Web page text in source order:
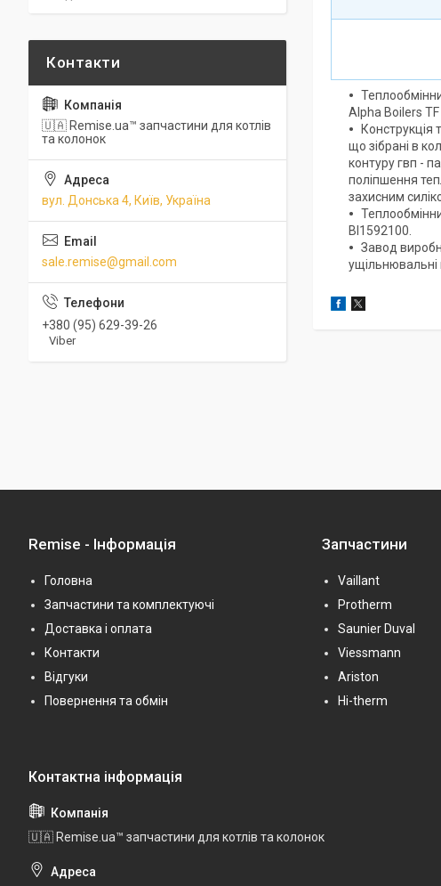
Alpha Boilers TF
Конструкція
що зібрані в
контуру гвп -
поліпшення
захисним
BI1592100.
Завод
ущільнювальні
🇺🇦 Remise.ua™ запчастини для котлів
та колонок
вул. Донська 4, Київ, Україна
sale.remise@gmail.com
+380 (95) 629-39-26
Viber
Remise - Інформація
Головна
Запчастини та комплектуючі
Доставка і оплата
Контакти
Відгуки
Повернення та обмін
Запчастини
Vaillant
Protherm
Saunier Duval
Viessmann
Ariston
Hi-therm
🇺🇦 Remise.ua™ запчастини для котлів та колонок